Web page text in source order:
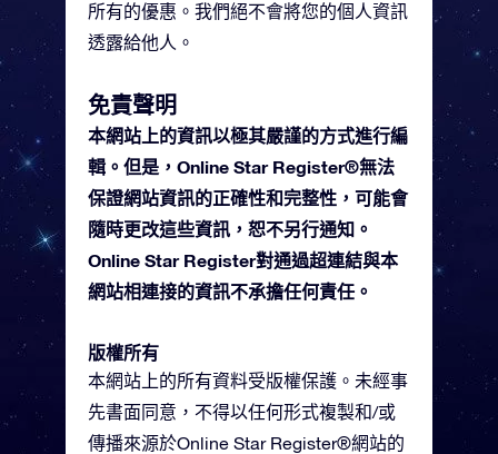
所有的優惠。我們絕不會將您的個人資訊
透露給他人。
免責聲明
本網站上的資訊以極其嚴謹的方式進行編
輯。但是，Online Star Register®無法
保證網站資訊的正確性和完整性，可能會
隨時更改這些資訊，恕不另行通知。
Online Star Register對通過超連結與本
網站相連接的資訊不承擔任何責任。
版權所有
本網站上的所有資料受版權保護。未經事
先書面同意，不得以任何形式複製和/或
傳播來源於Online Star Register®網站的